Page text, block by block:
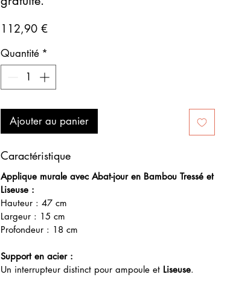
112,90 €Prix
Quantité *
Ajouter au panier
Caractéristique
Applique murale avec Abat-jour en Bambou Tressé et
Liseuse :
Hauteur : 47 cm
Largeur : 15 cm
Profondeur : 18 cm
Support en acier :
Un interrupteur distinct pour ampoule et Liseuse.